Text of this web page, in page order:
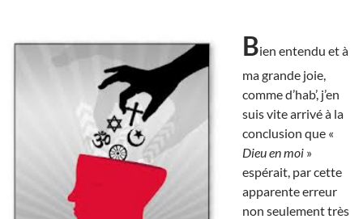
Bien entendu et à
ma grande joie,
comme d’hab’, j’en
suis vite arrivé à la
conclusion que «
Dieu en moi »
espérait, par cette
apparente erreur
non seulement très